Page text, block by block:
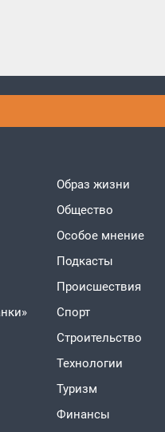
Образ жизни
Общество
Особое мнение
Подкасты
Проиcшествия
Спорт
Строительство
Технологии
Туризм
Финансы